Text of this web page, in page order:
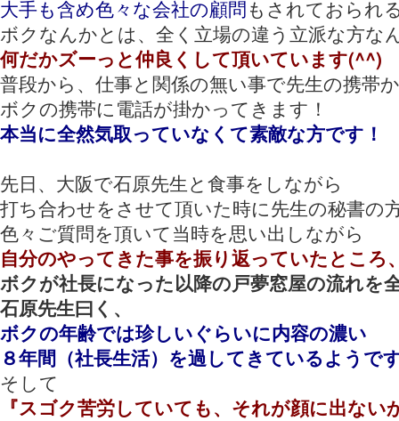
大手も含め色々な会社の顧問 もされておられ
ボクなんかとは、全く立場の違う立派な方な
何だかズーっと仲良くして頂いています(^^)
普段から、仕事と関係の無い事で先生の携帯
ボクの携帯に電話が掛かってきます！
本当に全然気取っていなくて素敵な方です！
先日、大阪で石原先生と食事をしながら
打ち合わせをさせて頂いた時に先生の秘書の
色々ご質問を頂いて当時を思い出しながら
自分のやってきた事を振り返っていたところ
ボクが社長になった以降の戸夢窓屋の流れを
石原先生曰く、
ボクの年齢では珍しいぐらいに内容の濃い
８年間（社長生活）を過してきているようで
そして
『スゴク苦労していても、それが顔に出ない